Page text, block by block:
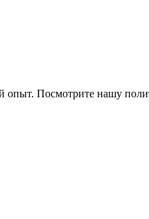
опыт. Посмотрите нашу